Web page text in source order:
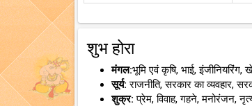
शुभ होरा
मंगल:भूमि एवं कृषि, भाई, इंजीनियरिंग,
सूर्य: राजनीति, सरकार का व्यवहार,
शुक्र: प्रेम, विवाह, गहने, मनोरंजन,